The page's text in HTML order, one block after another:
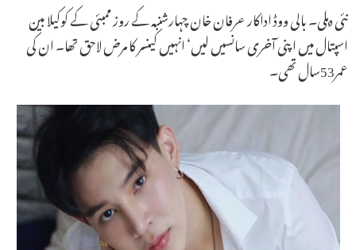
نئی دہلی۔ بالی ووڈ اداکار عرفان خان چہارشنبہ کے روز ممبئی کے کوکیلا بین
اسپتال میں اپنی آخری سانسیں لیں‘ انہیں کینسر کا مرض لاحق تھا۔ ان کی
عمر53سال تھی۔